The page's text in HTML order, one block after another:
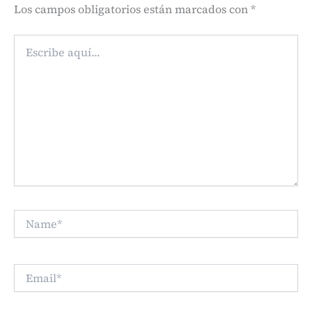
Los campos obligatorios están marcados con*
aquí...